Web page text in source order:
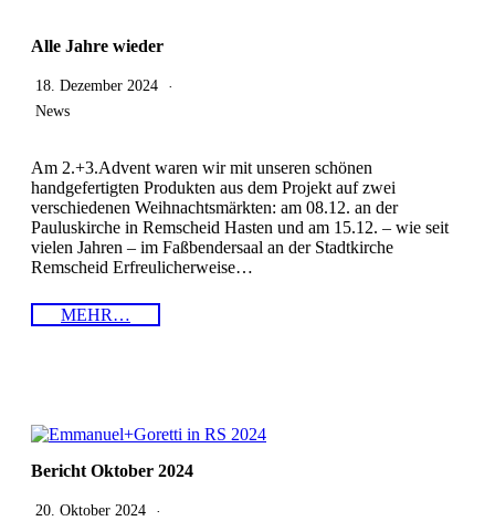
Alle Jahre wieder
18. Dezember 2024
News
Am 2.+3.Advent waren wir mit unseren schönen
handgefertigten Produkten aus dem Projekt auf zwei
verschiedenen Weihnachtsmärkten: am 08.12. an der
Pauluskirche in Remscheid Hasten und am 15.12. – wie seit
vielen Jahren – im Faßbendersaal an der Stadtkirche
Remscheid Erfreulicherweise…
MEHR…
Bericht Oktober 2024
20. Oktober 2024